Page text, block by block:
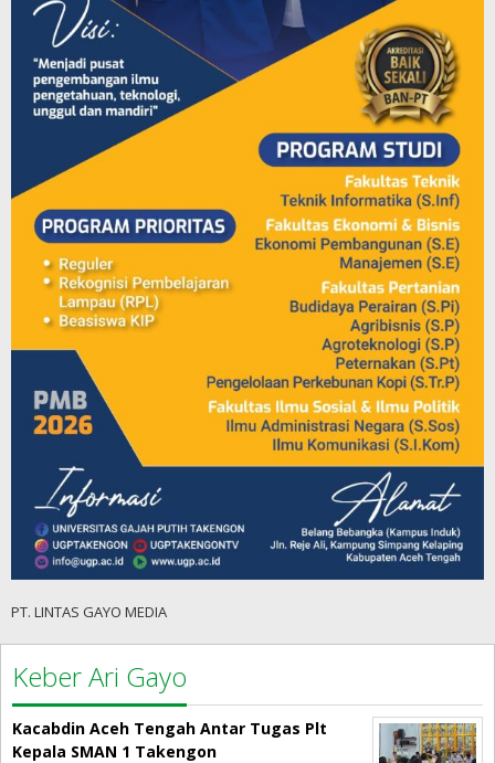
PT. LINTAS GAYO MEDIA
Keber Ari Gayo
Kacabdin Aceh Tengah Antar Tugas Plt
Kepala SMAN 1 Takengon